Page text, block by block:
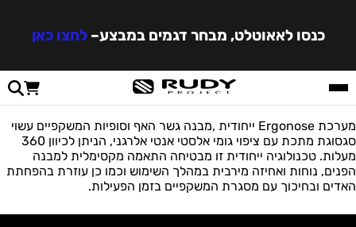
כנסו לאאוטלט, מבחר דגמים במבצע–לחצו כאן
מערכת Ergonose ייחודית ,מבנה גשר האף וסופיות המשקפיים עשוי
סגסוגת מתכת עם ציפוי גומי אלסטי אנטי אלרגני, הניתן לכיוון 360
מעלות. טכנולוגיה ייחודית זו מבטיחה התאמה מקסימלית למבנה
הפנים, נוחות ואחיזה מירבית במהלך השימוש וכמו כן עוזרת בהפחתת
האדים ובחיכוך עם מסגרת המשקפיים בזמן הפעילות.